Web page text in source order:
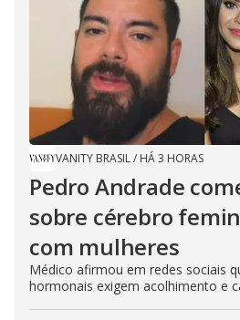
VANITY BRASIL/ HÁ 3 HORAS
Pedro Andrade
sobre cérebro
com mulheres
Médico afirmou em redes sociais
hormonais exigem acolhimento e